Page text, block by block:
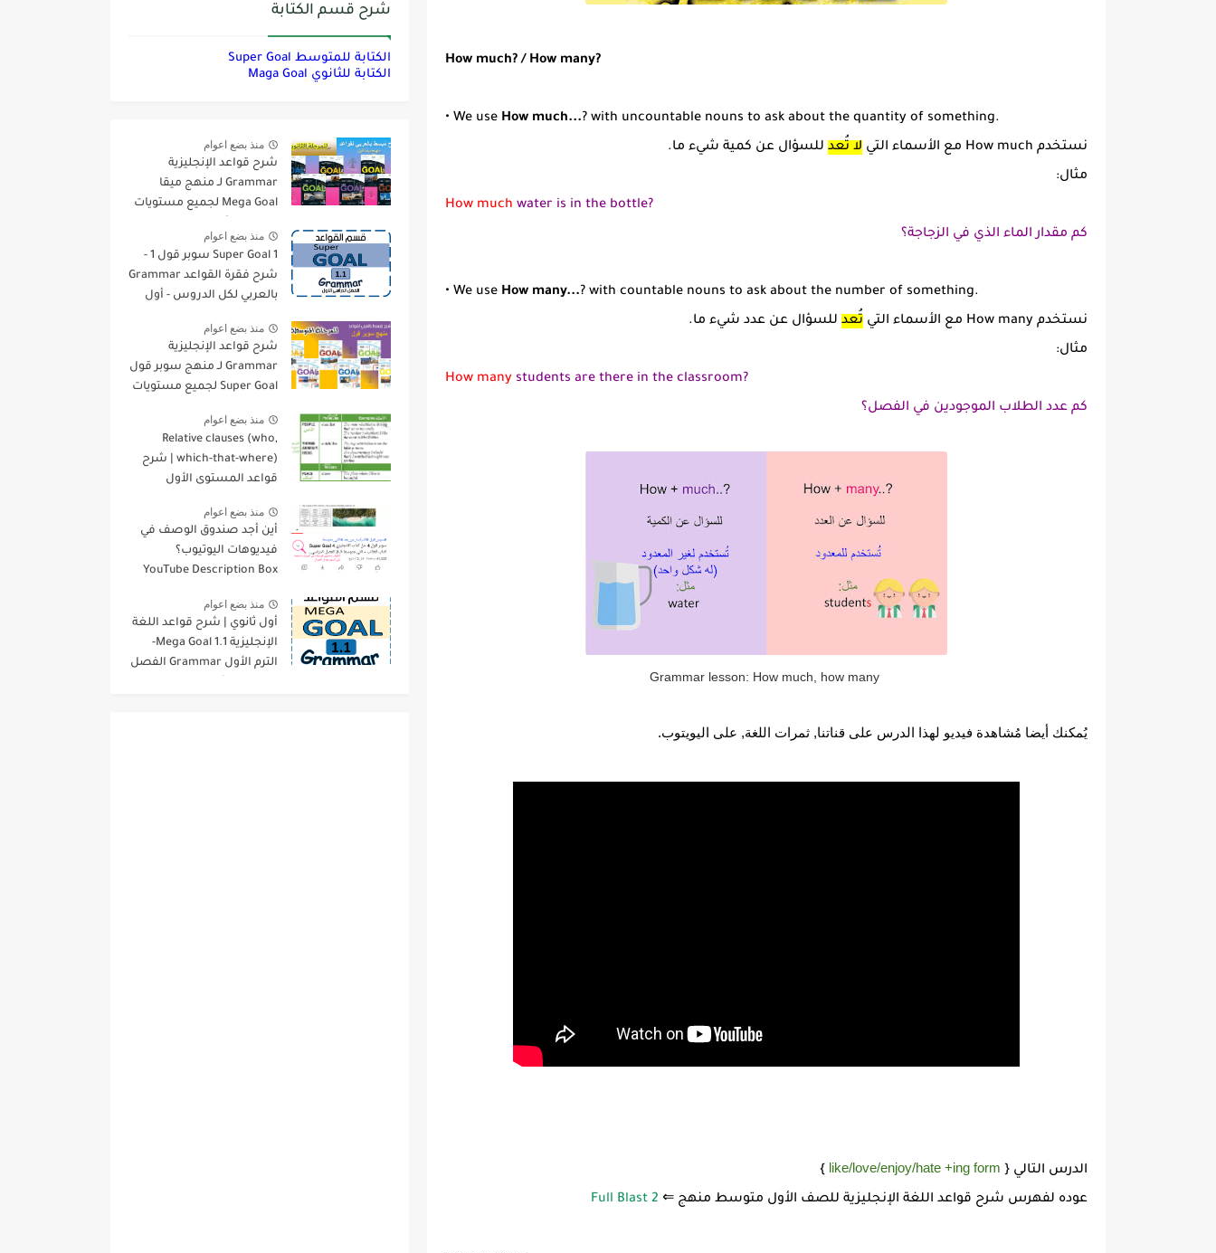
How much? / How many?
• We use How much...? with uncountable nouns to ask about the quantity of something.
نستخدم How much مع الأسماء التي
لا تُعد للسؤال عن كمية شيء ما.
مثال:
How much water is in the bottle?
كم مقدار الماء الذي في الزجاجة؟
• We use How many...? with countable nouns to ask about the number of something.
نستخدم How many مع الأسماء التي
تُعد للسؤال عن عدد شيء ما.
مثال:
How many students are there in the classroom?
كم عدد الطلاب الموجودين في الفصل؟
يُمكنك أيضا مُشاهدة فيديو لهذا الدرس على قناتنا, ثمرات اللغة, على اليويتوب.
الدرس التالي { like/love/enjoy/hate +ing form
}
عوده لفهرس شرح قواعد اللغة الإنجليزية للصف الأول متوسط منهج ⇐ Full Blast 2
شرح قسم الكتابة
الكتابة للمتوسط Super Goal
الكتابة للثانوي Maga Goal
منذ بضع اعوام
شرح قواعد الإنجليزية
Grammar لـ منهج ميقا
Mega Goal لجميع مستويات
منذ بضع اعوام
Super Goal 1 سوبر قول 1 -
شرح فقرة القواعد Grammar
بالعربي لكل الدروس - أول
الأول
منذ بضع اعوام
شرح قواعد الإنجليزية
Grammar لـ منهج سوبر قول
Super Goal لجميع مستويات
منذ بضع اعوام
Relative clauses (who,
which-that-where) | شرح
قواعد المستوى الأول
منذ بضع اعوام
أين أجد صندوق الوصف في
فيديوهات اليوتيوب؟
YouTube Description Box
منذ بضع اعوام
أول ثانوي | شرح قواعد اللغة
الإنجليزية 1.1 Mega Goal-
الترم الأول Grammar الفصل